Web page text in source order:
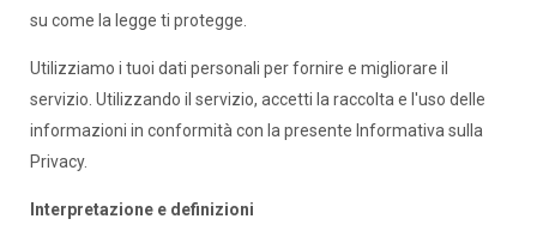
su come la legge ti protegge.
Utilizziamo i tuoi dati personali per fornire e migliorare il
servizio. Utilizzando il servizio, accetti la raccolta e l'uso delle
informazioni in conformità con la presente Informativa sulla
Privacy.
Interpretazione e definizioni